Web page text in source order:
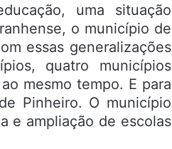
uma situação
o município de
essas generalizações
quatro municípios
mesmo tempo. E para
Pinheiro. O município
e ampliação de escolas